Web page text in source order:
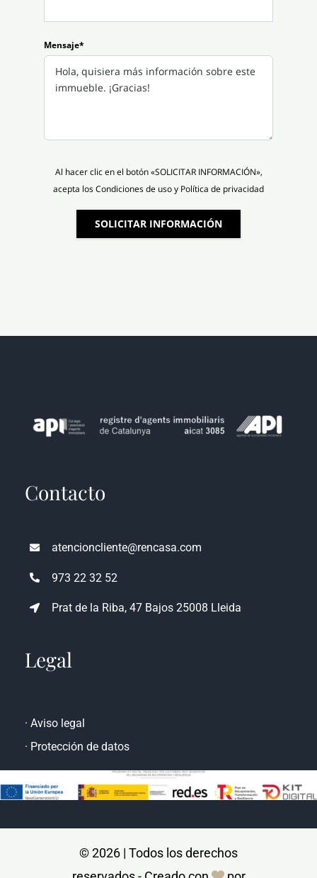
Mensaje*
Al hacer clic en el botón «SOLICITAR INFORMACIÓN»,
acepta los Condiciones de uso y Política de privacidad
SOLICITAR INFORMACIÓN
atencioncliente@rencasa.com
973 22 32 52
· Aviso legal
·Protección de datos